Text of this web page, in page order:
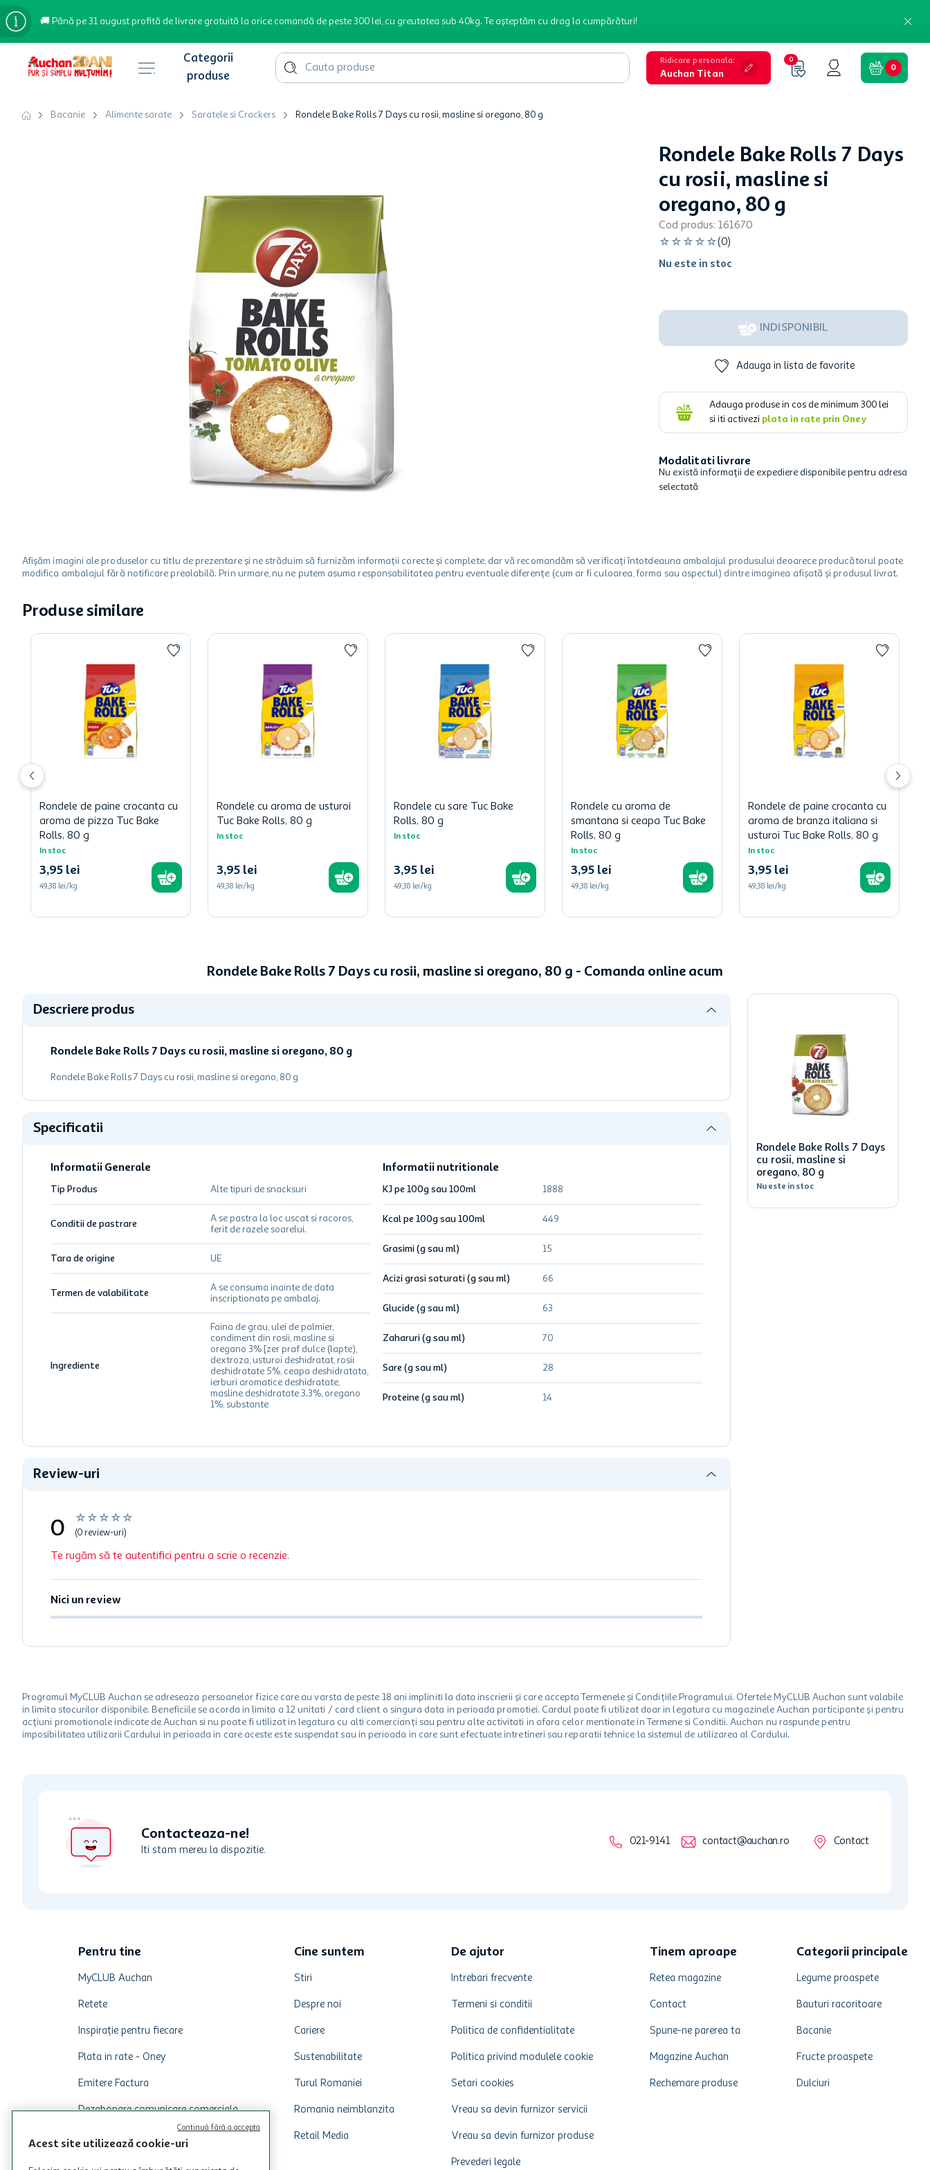
🚚 Până pe 31 august profită de livrare gratuită la orice comandă de peste 300 lei, cu greutatea sub 40kg. Te așteptăm cu drag la cumpărături!
Cauta produse
apa plata
cafea boabe
troler
ciocolata
lapte
Ridicare personala:
Auchan Titan
0
0
Bacanie Alimente sarate Saratele si Crackers Rondele Bake Rolls 7 Days cu rosii, masline si oregano, 80 g
Rondele Bake Rolls 7 Days
cu rosii, masline si
oregano, 80 g
Cod produs: 161670
☆ ☆ ☆ ☆ ☆(0)
Nu este in stoc
INDISPONIBIL
Adauga in lista de favorite
Adauga produse in cos de minimum 300 lei
si iti activezi plata in rate prin Oney
Modalitati livrare
Nu există informații de expediere disponibile pentru adresa
selectată
Afișăm imagini ale produselor cu titlu de prezentare și ne străduim să furnizăm informații corecte și complete, dar vă recomandăm să verificați întotdeauna ambalajul produsului deoarece producătorul poate
modifica ambalajul fără notificare prealabilă. Prin urmare, nu ne putem asuma responsabilitatea pentru eventuale diferențe (cum ar fi culoarea, forma sau aspectul) dintre imaginea afișată și produsul livrat.
Produse similare
Rondele de paine crocanta cu
aroma de pizza Tuc Bake
Rolls, 80 g
In stoc
3,95 lei
49,38 lei/kg
Rondele cu aroma de usturoi
Tuc Bake Rolls, 80 g
In stoc
3,95 lei
49,38 lei/kg
Rondele cu sare Tuc Bake
Rolls, 80 g
In stoc
3,95 lei
49,38 lei/kg
Rondele cu aroma de
smantana si ceapa Tuc Bake
Rolls, 80 g
In stoc
3,95 lei
49,38 lei/kg
Rondele de paine crocanta cu
aroma de branza italiana si
usturoi Tuc Bake Rolls, 80 g
In stoc
3,95 lei
49,38 lei/kg
Rondele Bake Rolls 7 Days cu rosii, masline si oregano, 80 g - Comanda online acum
Descriere produs
Rondele Bake Rolls 7 Days cu rosii, masline si oregano, 80 g
Rondele Bake Rolls 7 Days cu rosii, masline si oregano, 80 g
Specificatii
Informatii Generale
Tip Produs Alte tipuri de snacksuri
Conditii de pastrare
A se pastra la loc uscat si racoros,
ferit de razele soarelui.
Tara de origine UE
Termen de valabilitate
A se consuma inainte de data
inscriptionata pe ambalaj.
Ingrediente
Faina de grau, ulei de palmier,
condiment din rosii, masline si
oregano 3% [zer praf dulce (lapte),
dextroza, usturoi deshidratat, rosii
deshidratate 5%, ceapa deshidratata,
ierburi aromatice deshidratate,
masline deshidratate 3.3%, oregano
1%, substante
Informatii nutritionale
KJ pe 100g sau 100ml 1888
Kcal pe 100g sau 100ml 449
Grasimi (g sau ml) 15
Acizi grasi saturati (g sau ml) 66
Glucide (g sau ml) 63
Zaharuri (g sau ml) 70
Sare (g sau ml) 28
Proteine (g sau ml) 14
Review-uri
☆ ☆ ☆ ☆ ☆
0 (0 review-uri)
Te rugăm să te autentifici pentru a scrie o recenzie.
Nici un review
Rondele Bake Rolls 7 Days
cu rosii, masline si
oregano, 80 g
Nu este in stoc
Programul MyCLUB Auchan se adreseaza persoanelor fizice care au varsta de peste 18 ani impliniti la data inscrierii și care accepta Termenele și Condițiile Programului. Ofertele MyCLUB Auchan sunt valabile
in limita stocurilor disponibile. Beneficiile se acorda in limita a 12 unitati / card client o singura data in perioada promotiei. Cardul poate fi utilizat doar in legatura cu magazinele Auchan participante și pentru
acțiuni promotionale indicate de Auchan si nu poate fi utilizat in legatura cu alti comercianți sau pentru alte activitati in afara celor mentionate in Termene si Conditii. Auchan nu raspunde pentru
imposibilitatea utilizarii Cardului in perioada in care aceste este suspendat sau in perioada in care sunt efectuate intretineri sau reparatii tehnice la sistemul de utilizarea al Cardului.
Contacteaza-ne!
Iti stam mereu la dispozitie.
021-9141 contact@auchan.ro Contact
Pentru tine
MyCLUB Auchan
Retete
Inspirație pentru fiecare
Plata in rate - Oney
Emitere Factura
Dezabonare comunicare comerciala
Cine suntem
Stiri
Despre noi
Cariere
Sustenabilitate
Turul Romaniei
Romania neimblanzita
Retail Media
De ajutor
Intrebari frecvente
Termeni si conditii
Politica de confidentialitate
Politica privind modulele cookie
Setari cookies
Vreau sa devin furnizor servicii
Vreau sa devin furnizor produse
Prevederi legale
Tinem aproape
Retea magazine
Contact
Spune-ne parerea ta
Magazine Auchan
Rechemare produse
Categorii principale
Legume proaspete
Bauturi racoritoare
Bacanie
Fructe proaspete
Dulciuri
Acest site utilizează cookie-uri
Continuă fără a accepta